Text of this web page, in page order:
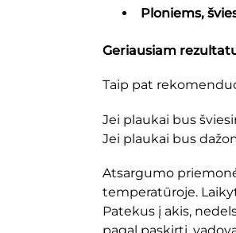
Ploniems,
Geriausiam
Taip pat
Jei plaukai bus
Jei plaukai bus
Atsargumo
temperatūroje.
Patekus į akis,